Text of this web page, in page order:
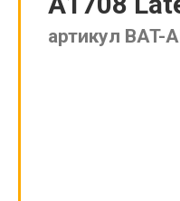
артикул BAT-